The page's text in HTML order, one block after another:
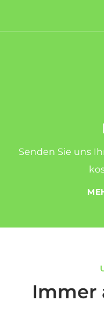
Senden Sie uns
Immer